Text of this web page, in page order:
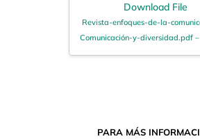
Download File
Revista-enfoques-de-la-
Comunicación-y-diversidad.pdf
PARA MÁS